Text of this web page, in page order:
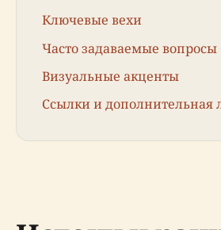
Ключевые вехи
Часто задаваемые вопросы
Визуальные акценты
Ссылки и дополнительная